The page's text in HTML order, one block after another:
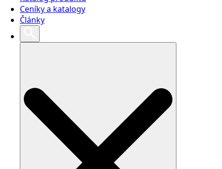
Ceníky a katalogy
Články
Search